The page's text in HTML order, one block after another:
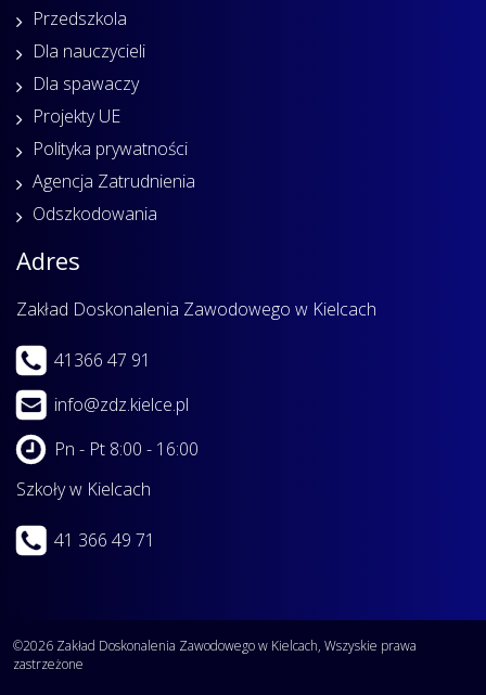
Przedszkola
Dla nauczycieli
Dla spawaczy
Projekty UE
Polityka prywatności
Agencja Zatrudnienia
Odszkodowania
Adres
Zakład Doskonalenia Zawodowego w Kielcach
41366 47 91
info@zdz.kielce.pl
Pn - Pt 8:00 - 16:00
Szkoły w Kielcach
41 366 49 71
©2026 Zakład Doskonalenia Zawodowego w Kielcach, Wszyskie prawa
zastrzeżone